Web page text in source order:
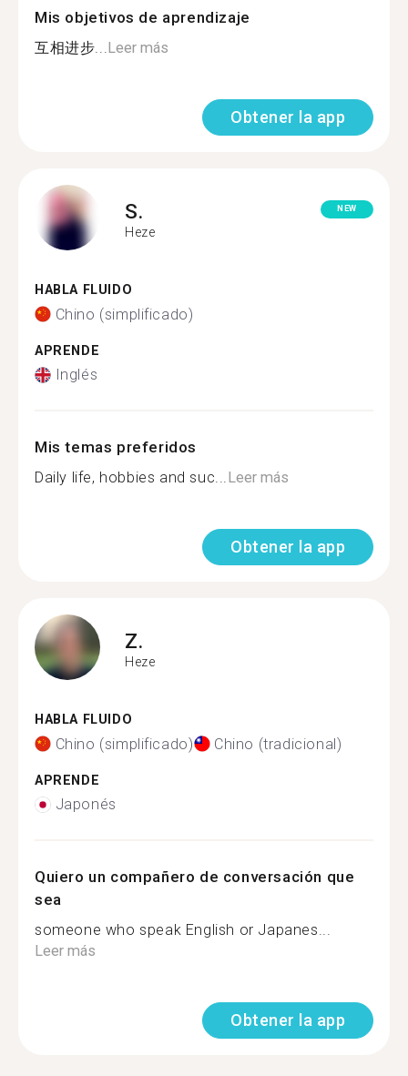
Mis objetivos de aprendizaje
互相进步...Leer más
Obtener la app
S.
Heze
NEW
HABLA FLUIDO
Chino (simplificado)
APRENDE
Inglés
Mis temas preferidos
Daily life, hobbies and suc...Leer más
Obtener la app
Z.
Heze
HABLA FLUIDO
Chino (simplificado) Chino (tradicional)
APRENDE
Japonés
Quiero un compañero de conversación que
sea
someone who speak English or Japanes...
Leer más
Obtener la app